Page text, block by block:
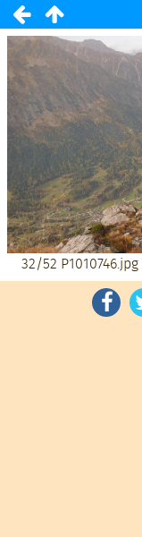
32/52 P1010746.jpg